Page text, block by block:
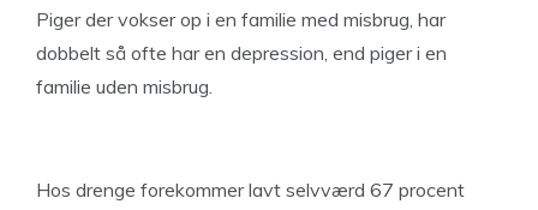
Piger der vokser op i en familie med misbrug, har
dobbelt så ofte har en depression, end piger i en
familie uden misbrug.
Hos drenge forekommer lavt selvværd 67 procent